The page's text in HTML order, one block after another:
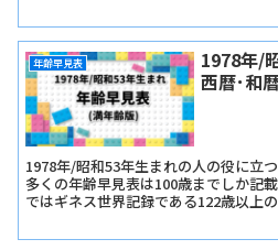
年齢早見表
1978年/
西暦･和
1978年/昭和53年生まれの人の役に立
多くの年齢早見表は100歳までしか記
ではギネス世界記録である122歳以上